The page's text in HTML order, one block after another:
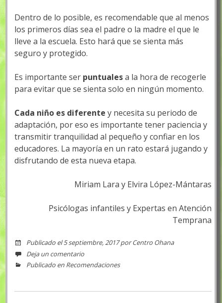
Dentro de lo posible, es recomendable que al menos
los primeros días sea el padre o la madre el que le
lleve a la escuela. Esto hará que se sienta más
seguro y protegido.
Es importante ser puntualesa la hora de recogerle
para evitar que se sienta solo en ningún momento.
Cada niño es diferente y necesita su periodo de
adaptación, por eso es importante tener paciencia y
transmitir tranquilidad al pequeño y confiar en los
educadores. La mayoría en un rato estará jugando y
disfrutando de esta nueva etapa.
Miriam Lara y Elvira López-Mántaras
Psicólogas infantiles y Expertas en Atención
Temprana
Publicado el5 septiembre, 2017porCentro Ohana
Deja un comentario
Publicado en Recomendaciones